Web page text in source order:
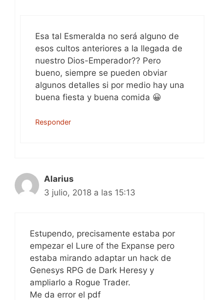
Esa tal Esmeralda no será alguno de
esos cultos anteriores a la llegada de
nuestro Dios-Emperador?? Pero
bueno, siempre se pueden obviar
algunos detalles si por medio hay una
buena fiesta y buena comida 😀
Responder
Alarius
3 julio, 2018 a las 15:13
Estupendo, precisamente estaba por
empezar el Lure of the Expanse pero
estaba mirando adaptar un hack de
Genesys RPG de Dark Heresy y
ampliarlo a Rogue Trader.
Me da error el pdf